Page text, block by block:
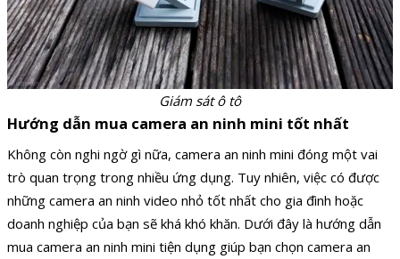
Giám sát ô tô
Hướng dẫn mua camera an ninh mini tốt nhất
Không còn nghi ngờ gì nữa, camera an ninh mini đóng một vai
trò quan trọng trong nhiều ứng dụng. Tuy nhiên, việc có được
những camera an ninh video nhỏ tốt nhất cho gia đình hoặc
doanh nghiệp của bạn sẽ khá khó khăn. Dưới đây là hướng dẫn
mua camera an ninh mini tiện dụng giúp bạn chọn camera an